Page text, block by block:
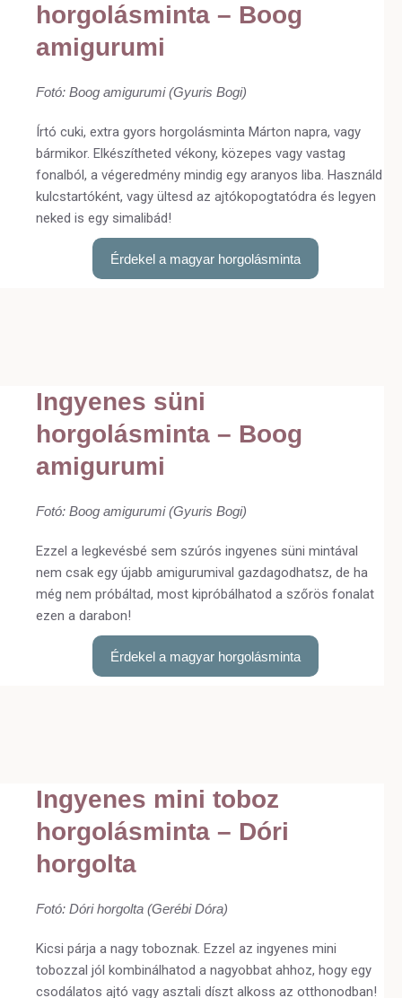
horgolásminta – Boog
amigurumi
Fotó: Boog amigurumi (Gyuris Bogi)
Írtó cuki, extra gyors horgolásminta Márton napra, vagy
bármikor. Elkészítheted vékony, közepes vagy vastag
fonalból, a végeredmény mindig egy aranyos liba. Használd
kulcstartóként, vagy ültesd az ajtókopogtatódra és legyen
neked is egy simalibád!
Érdekel a magyar horgolásminta
Ingyenes süni
horgolásminta – Boog
amigurumi
Fotó: Boog amigurumi (Gyuris Bogi)
Ezzel a legkevésbé sem szúrós ingyenes süni mintával
nem csak egy újabb amigurumival gazdagodhatsz, de ha
még nem próbáltad, most kipróbálhatod a szőrös fonalat
ezen a darabon!
Érdekel a magyar horgolásminta
Ingyenes mini toboz
horgolásminta – Dóri
horgolta
Fotó: Dóri horgolta (Gerébi Dóra)
Kicsi párja a nagy toboznak. Ezzel az ingyenes mini
tobozzal jól kombinálhatod a nagyobbat ahhoz, hogy egy
csodálatos ajtó vagy asztali díszt alkoss az otthonodban!